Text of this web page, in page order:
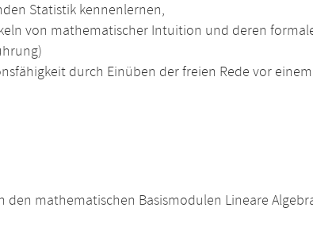
Statistik kennenlernen,
von mathematischer Intuition und deren
durch Einüben der freien Rede vor
mathematischen Basismodulen Lineare